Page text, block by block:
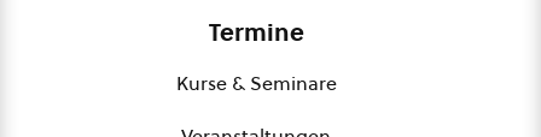
Termine
Kurse & Seminare